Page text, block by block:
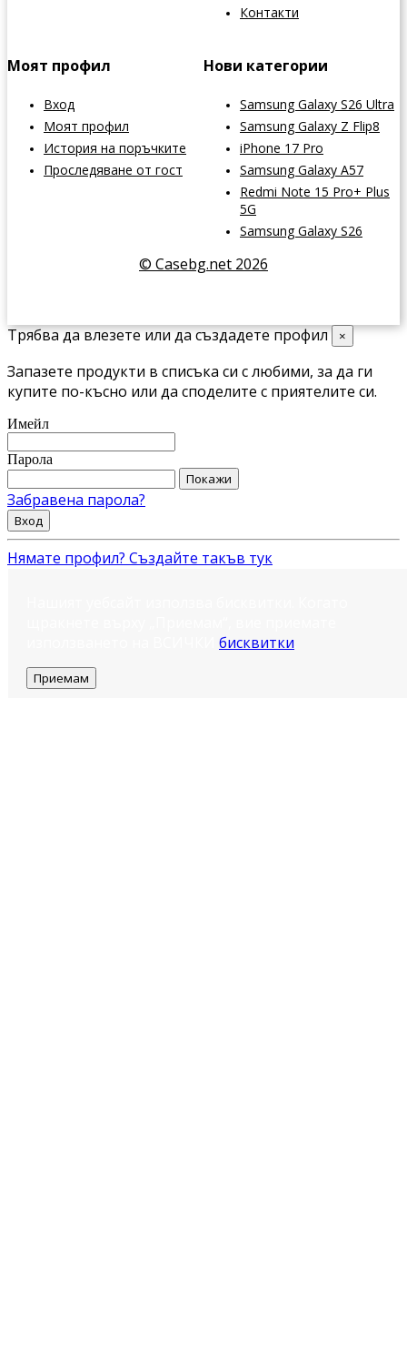
Контакти
Моят профил
Вход
Моят профил
История на поръчките
Проследяване от гост
Нови категории
Samsung Galaxy S26 Ultra
Samsung Galaxy Z Flip8
iPhone 17 Pro
Samsung Galaxy A57
Redmi Note 15 Pro+ Plus
5G
Samsung Galaxy S26
© Casebg.net 2026
Трябва да влезете или да създадете профил ×
Запазете продукти в списъка си с любими, за да ги
купите по-късно или да споделите с приятелите си.
Имейл
Парола
Покажи
Забравена парола?
Вход
Нямате профил? Създайте такъв тук
бисквитки
Приемам